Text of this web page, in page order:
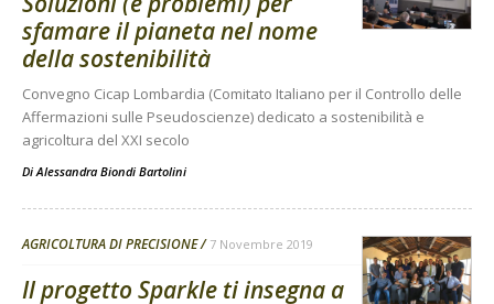
sfamare il pianeta nel nome
della sostenibilità
Convegno Cicap Lombardia (Comitato Italiano per il Controllo delle
Affermazioni sulle Pseudoscienze) dedicato a sostenibilità e
agricoltura del XXI secolo
DiAlessandra Biondi Bartolini
AGRICOLTURA DI PRECISIONE 7 Novembre 2019
Il progetto Sparkle ti insegna a